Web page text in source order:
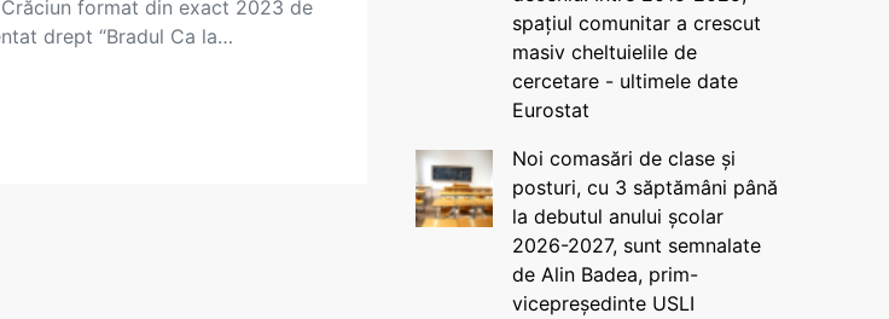
format din exact 2023 de
drept “Bradul Ca la…
spațiul comunitar a crescut
masiv cheltuielile de
cercetare - ultimele date
Eurostat
Noi comasări de clase și
posturi, cu 3 săptămâni până
la debutul anului școlar
2026-2027, sunt semnalate
de Alin Badea, prim-
vicepreședinte USLI